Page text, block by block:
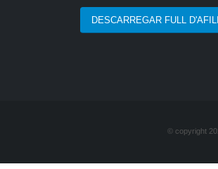
DESCARREGAR FULL
© copyright